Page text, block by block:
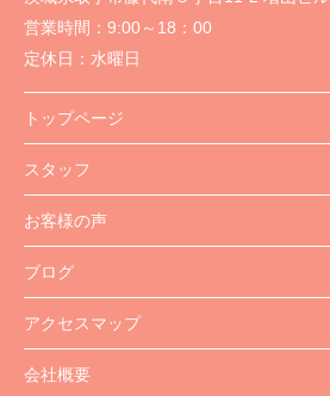
営業時間： 9:00～18：00
定休日： 水曜日
トップページ
スタッフ
お客様の声
ブログ
アクセスマップ
会社概要